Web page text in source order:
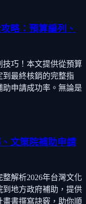
略：預算編列、
技巧！本文提供從預算
到最終核銷的完整指
申請成功率。無論是
文策院補助申請
解析2026年台灣文化
地方政府補助，提供
書撰寫訣竅，助你順